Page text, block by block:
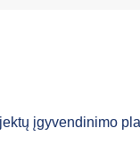
įgyvendinimo